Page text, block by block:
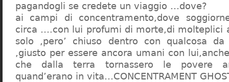
pagandogli se credete un viaggio …dove?
ai campi di concentramento,dove
circa ….con lui profumi di morte,di molteplici
solo ,pero’ chiuso dentro con qualcosa
,giusto per essere ancora umani con
che dalla terra tornassero le povere
quand’erano in vita…CONCENTRAMENT